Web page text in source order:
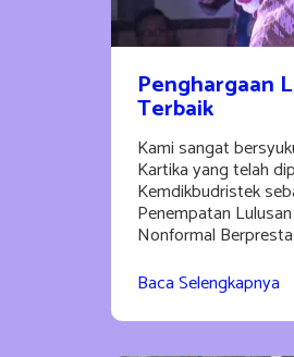
Penghargaan
Terbaik
Kami sangat
Kartika yang telah
Kemdikbudristek
Penempatan
Nonformal
Baca Selengkapnya